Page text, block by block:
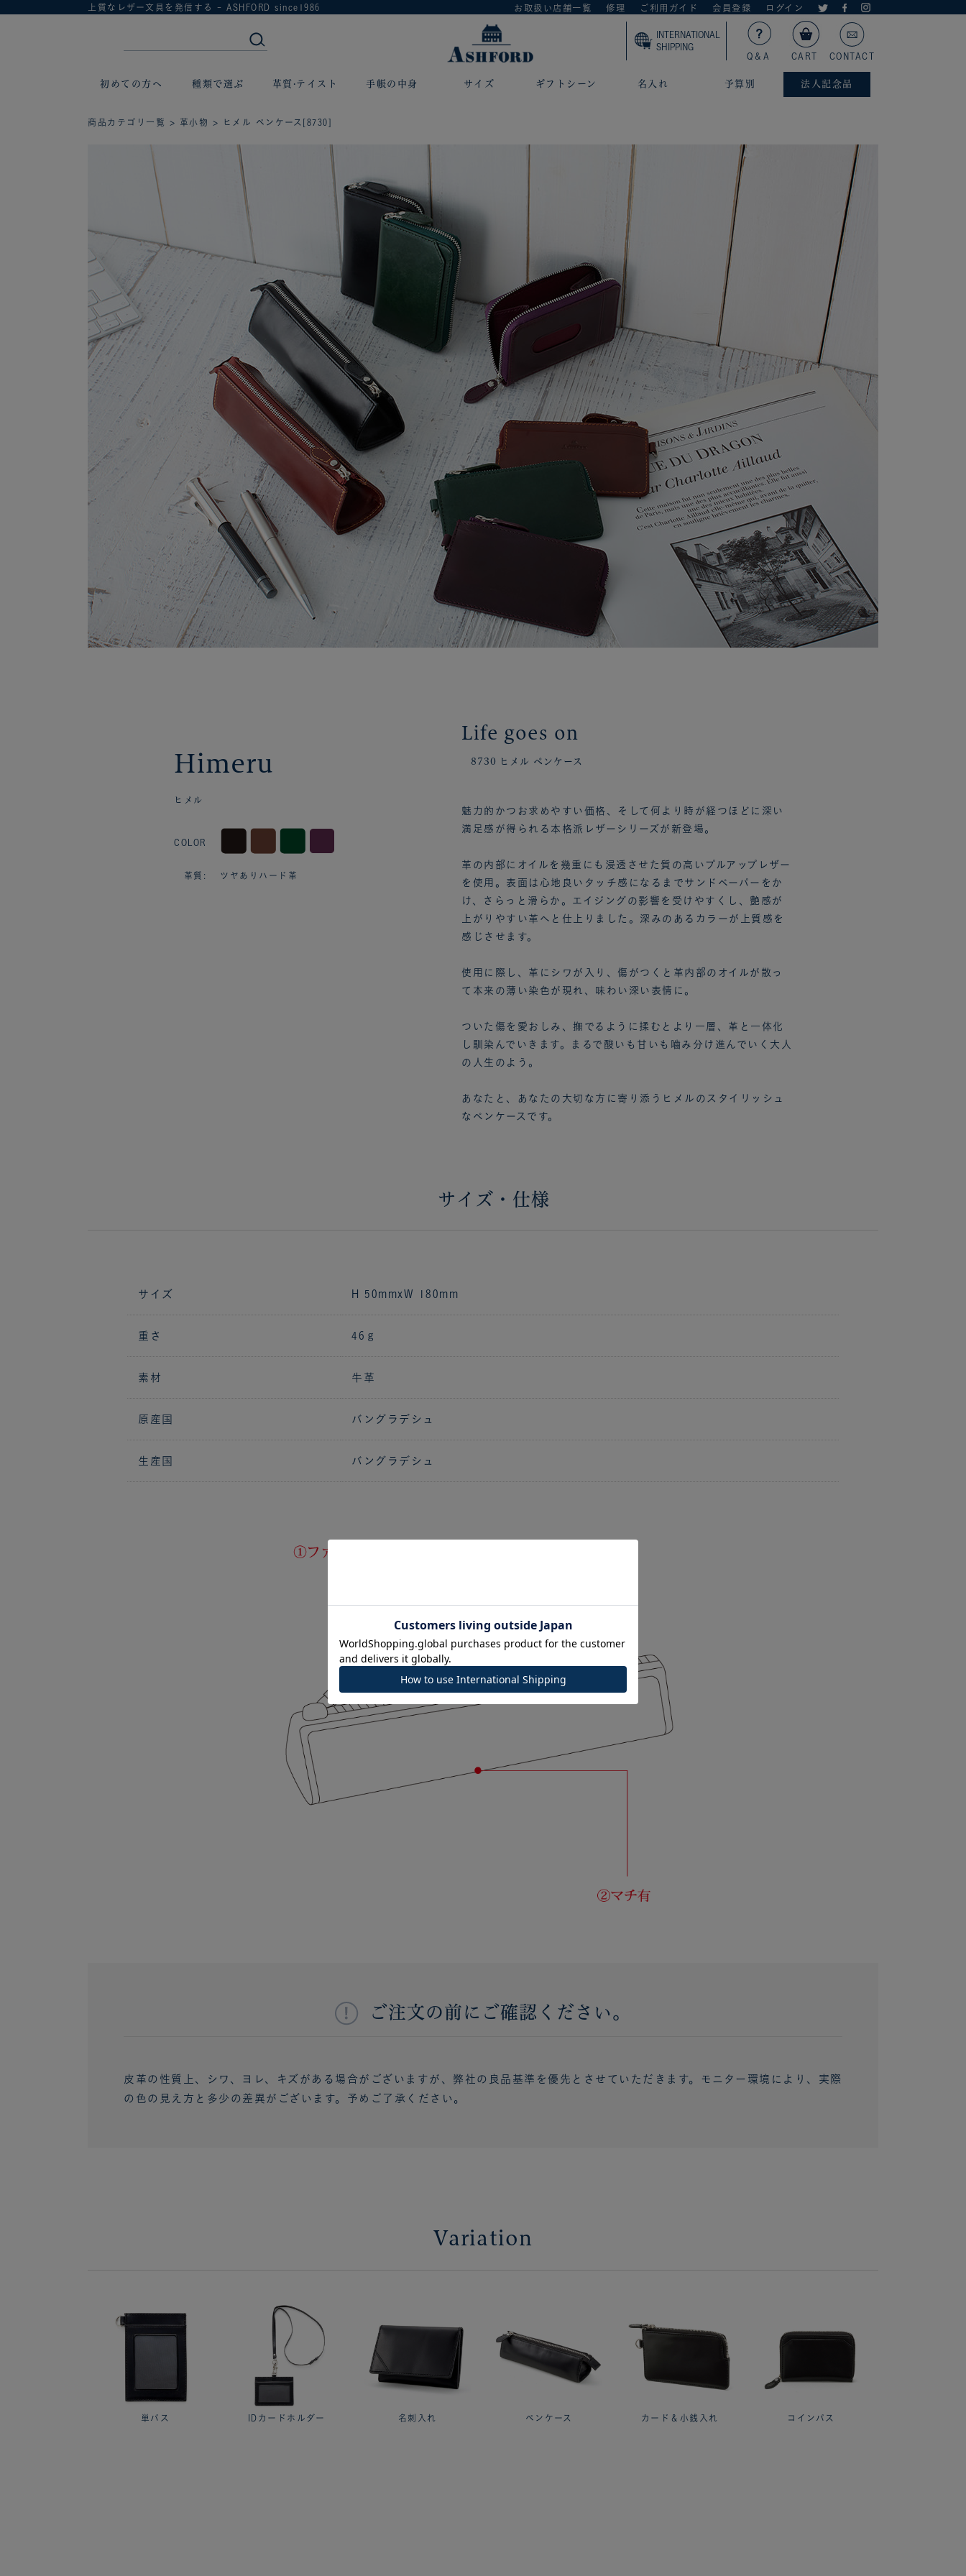
上質なレザー文具を発信する - ASHFORD since1986 お取扱い店舗一覧 修理 ご利用ガイド 会員登録 ログイン
INTERNATIONAL
SHIPPING
Q＆A
CART CONTACT
初めての方へ 種類で選ぶ 革質·テイスト 手帳の中身 サイズ ギフトシーン 名入れ 予算別 法人記念品
商品カテゴリ一覧 > 革小物 > ヒメル ペンケース[8730]
Himeru
ヒメル
COLOR
革質: ツヤありハード革
Life goes on
8730 ヒメル ペンケース
魅力的かつお求めやすい価格、そして何より時が経つほどに深い
満足感が得られる本格派レザーシリーズが新登場。
革の内部にオイルを幾重にも浸透させた質の高いプルアップレザー
を使用。表面は心地良いタッチ感になるまでサンドペーパーをか
け、さらっと滑らか。エイジングの影響を受けやすくし、艶感が
上がりやすい革へと仕上りました。深みのあるカラーが上質感を
感じさせます。
使用に際し、革にシワが入り、傷がつくと革内部のオイルが散っ
て本来の薄い染色が現れ、味わい深い表情に。
ついた傷を愛おしみ、撫でるように揉むとより一層、革と一体化
し馴染んでいきます。まるで酸いも甘いも嚙み分け進んでいく大人
の人生のよう。
あなたと、あなたの大切な方に寄り添うヒメルのスタイリッシュ
なペンケースです。
サイズ・仕様
サイズ H 50mmxW 180mm
重さ 46ｇ
素材 牛革
原産国 バングラデシュ
生産国 バングラデシュ
ご注文の前にご確認ください。
皮革の性質上、シワ、ヨレ、キズがある場合がございますが、弊社の良品基準を優先とさせていただきます。モニター環境により、実際
の色の見え方と多少の差異がございます。予めご了承ください。
Variation
単パス IDカードホルダー 名刺入れ ペンケース カード＆小銭入れ コインパス